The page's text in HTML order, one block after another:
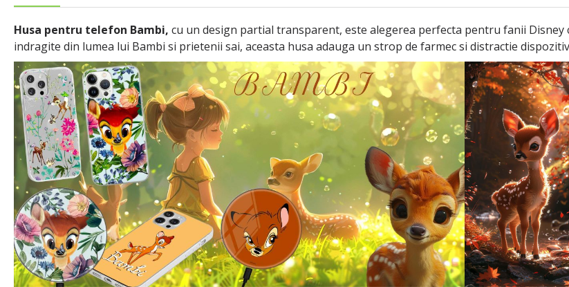
Husa pentru telefon Bambi, cu un design partial transparent, este alegerea perfecta pentru fanii
indragite din lumea lui Bambi si prietenii sai, aceasta husa adauga un strop de farmec si distractie